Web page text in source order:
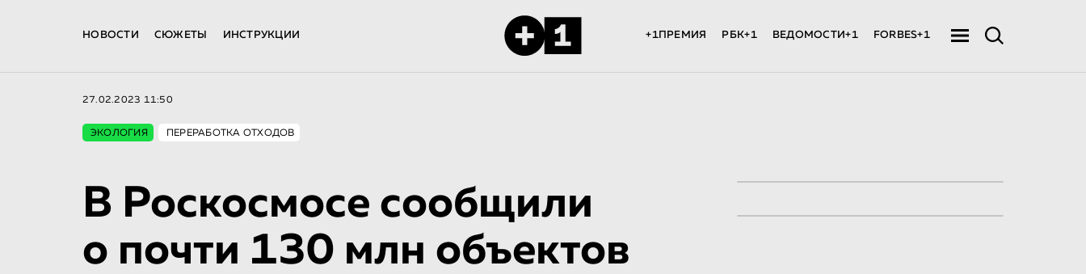
НОВОСТИ СЮЖЕТЫ ИНСТРУКЦИИ +1ПРЕМИЯ РБК+1 ВЕДОМОСТИ+1 FORBES+1
27.02.2023 11:50
ЭКОЛОГИЯ ПЕРЕРАБОТКА ОТХОДОВ
В Роскосмосе сообщили
о почти 130 млн объектов